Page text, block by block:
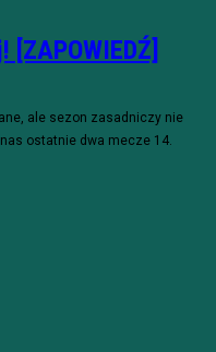
ale sezon zasadniczy nie
ostatnie dwa mecze 14.